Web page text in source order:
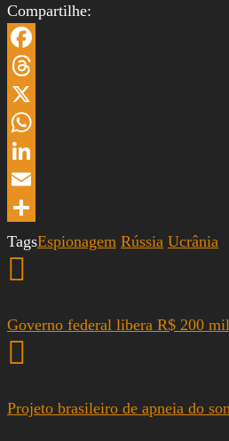
Compartilhe:
Facebook
Threads
X
WhatsApp
LinkedIn
Email
Share
TagsEspionagem Rússia Ucrânia
Governo federal libera R$ 200
Projeto brasileiro de apneia do